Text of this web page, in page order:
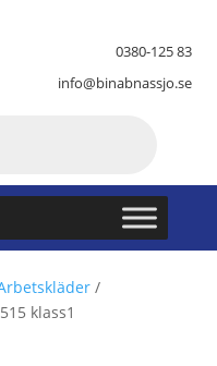
0380-125 83
info@binabnassjo.se
/
klass1